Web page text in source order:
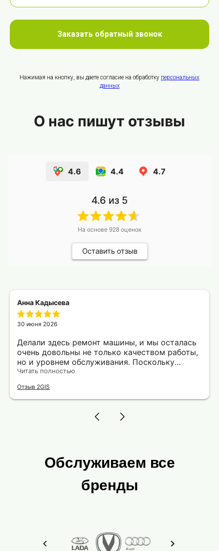
Заказать обратный звонок
Нажимая на кнопку, вы даете согласие на обработку персональных
данных
О нас пишут отзывы
4.6 4.4 4.7
4.6 из 5
На основе 928 оценок
Оставить отзыв
Анна Кадысева
30 июня 2026
Делали здесь ремонт машины, и мы осталась
очень довольны не только качеством работы,
но и уровнем обслуживания. Поскольку
машину пришлось оставить утром, для меня
добраться до работы. Мастер автосервиса
любезно предложил подвезти меня, за что ему
отдельная благодарность. Сервис, где
действительно ценят и уважают своих
Читать полностью
Отзыв 2GIS
Обслуживаем все
бренды